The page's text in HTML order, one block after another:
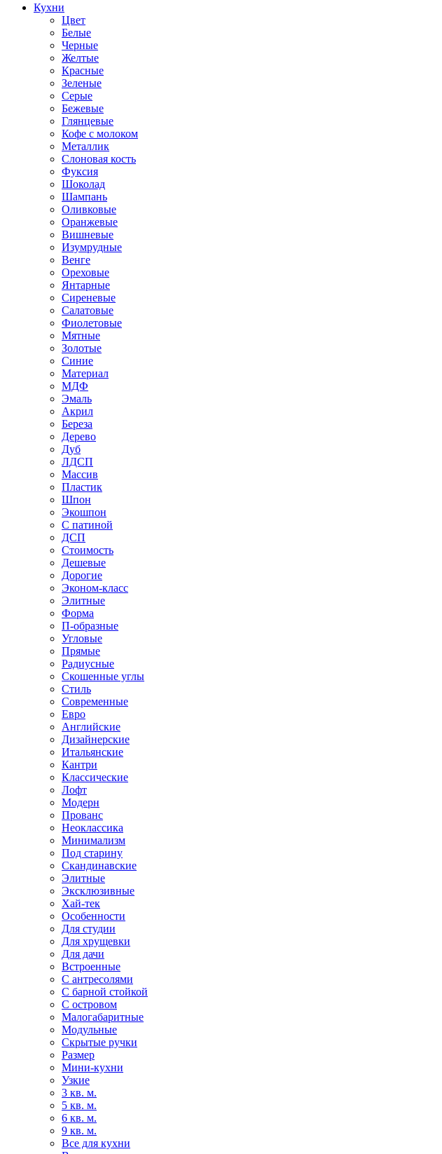
Кухни
Цвет
Белые
Черные
Желтые
Красные
Зеленые
Серые
Бежевые
Глянцевые
Кофе с молоком
Металлик
Слоновая кость
Фуксия
Шоколад
Шампань
Оливковые
Оранжевые
Вишневые
Изумрудные
Венге
Ореховые
Янтарные
Сиреневые
Салатовые
Фиолетовые
Мятные
Золотые
Синие
Материал
МДФ
Эмаль
Акрил
Береза
Дерево
Дуб
ЛДСП
Массив
Пластик
Шпон
Экошпон
С патиной
ДСП
Стоимость
Дешевые
Дорогие
Эконом-класс
Элитные
Форма
П-образные
Угловые
Прямые
Радиусные
Скошенные углы
Стиль
Современные
Евро
Английские
Дизайнерские
Итальянские
Кантри
Классические
Лофт
Модерн
Прованс
Неоклассика
Минимализм
Под старину
Скандинавские
Элитные
Эксклюзивные
Хай-тек
Особенности
Для студии
Для хрущевки
Для дачи
Встроенные
С антресолями
С барной стойкой
С островом
Малогабаритные
Модульные
Скрытые ручки
Размер
Мини-кухни
Узкие
3 кв. м.
5 кв. м.
6 кв. м.
9 кв. м.
Все для кухни